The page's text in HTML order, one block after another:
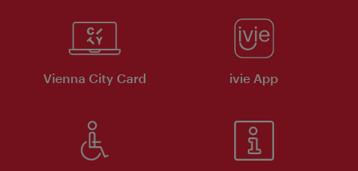
Vienna City Card ivie App